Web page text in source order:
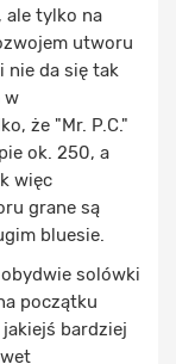
ale tylko na
utworu
nie da się tak
w
że "Mr. P.C."
ok. 250, a
więc
grane są
bluesie.
solówki
początku
bardziej